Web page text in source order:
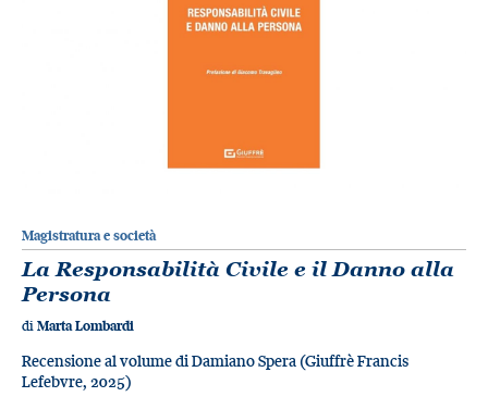
Magistratura e società
La Responsabilità Civile e il Danno alla
Persona
di Marta Lombardi
Recensione al volume di Damiano Spera (Giuffrè Francis
Lefebvre, 2025)